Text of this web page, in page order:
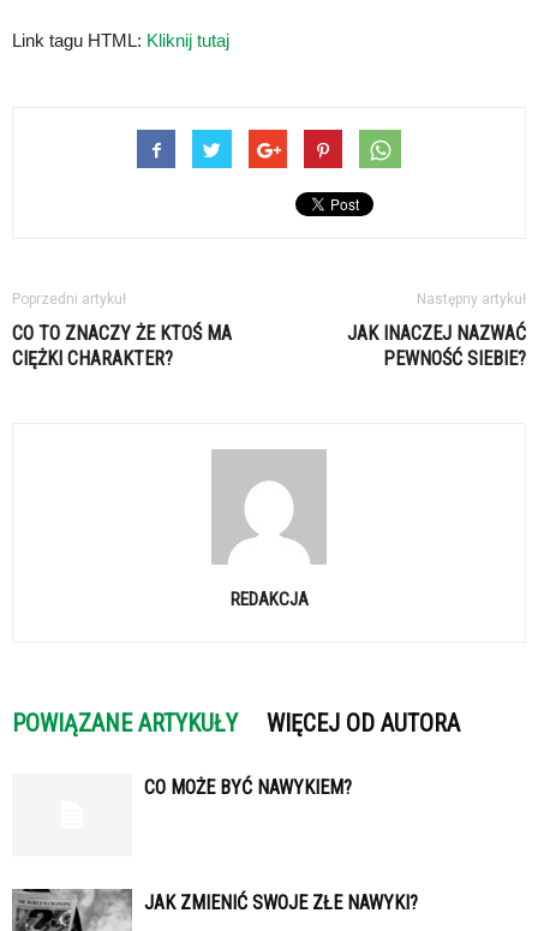
Link tagu HTML: Kliknij tutaj
Poprzedni artykuł
CO TO ZNACZY ŻE KTOŚ MA
CIĘŻKI CHARAKTER?
Następny artykuł
JAK INACZEJ NAZWAĆ
PEWNOŚĆ SIEBIE?
REDAKCJA
POWIĄZANE ARTYKUŁY WIĘCEJ OD AUTORA
CO MOŻE BYĆ NAWYKIEM?
JAK ZMIENIĆ SWOJE ZŁE NAWYKI?